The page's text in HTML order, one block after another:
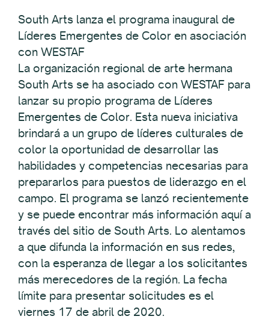
South Arts lanza el programa inaugural de
Líderes Emergentes de Color en asociación
con WESTAF
La organización regional de arte hermana
South Arts se ha asociado con WESTAF para
lanzar su propio programa de Líderes
Emergentes de Color. Esta nueva iniciativa
brindará a un grupo de líderes culturales de
color la oportunidad de desarrollar las
habilidades y competencias necesarias para
prepararlos para puestos de liderazgo en el
campo. El programa se lanzó recientemente
y se puede encontrar más información aquí a
través del sitio de South Arts. Lo alentamos
a que difunda la información en sus redes,
con la esperanza de llegar a los solicitantes
más merecedores de la región. La fecha
límite para presentar solicitudes es el
viernes 17 de abril de 2020.